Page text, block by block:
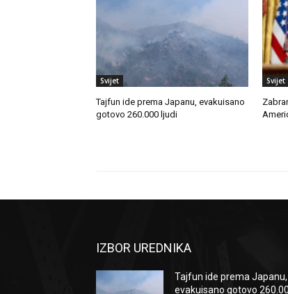
Svijet
Tajfun ide prema Japanu, evakuisano
gotovo 260.000 ljudi
Svijet
IZBOR UREDNIKA
Tajfun ide prema Japanu,
evakuisano gotovo